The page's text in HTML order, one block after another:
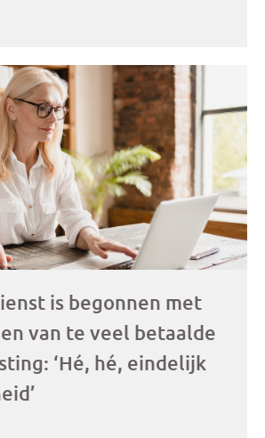
is begonnen met
van te veel betaalde
‘Hé, hé, eindelijk